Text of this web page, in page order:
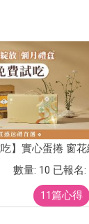
吃】實心蛋捲 窗
數量: 10 已報名:
11篇心得